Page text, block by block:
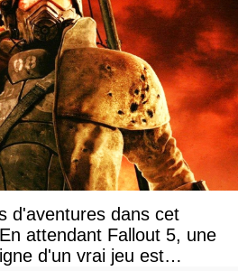
d'aventures dans cet
attendant Fallout 5, une
d'un vrai jeu est